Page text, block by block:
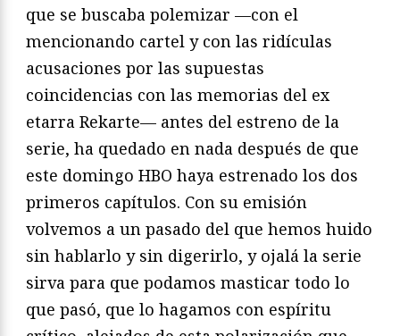
que se buscaba polemizar —con el
mencionando cartel y con las ridículas
acusaciones por las supuestas
coincidencias con las memorias del ex
etarra Rekarte— antes del estreno de la
serie, ha quedado en nada después de que
este domingo HBO haya estrenado los dos
primeros capítulos. Con su emisión
volvemos a un pasado del que hemos huido
sin hablarlo y sin digerirlo, y ojalá la serie
sirva para que podamos masticar todo lo
que pasó, que lo hagamos con espíritu